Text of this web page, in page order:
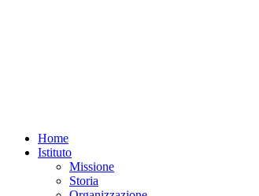
Home
Istituto
Missione
Storia